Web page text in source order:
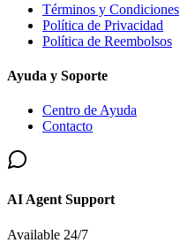
Términos y Condiciones
Política de Privacidad
Política de Reembolsos
Ayuda y Soporte
Centro de Ayuda
Contacto
AI Agent Support
Available 24/7